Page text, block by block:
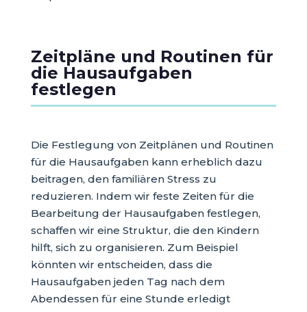
Zeitpläne und Routinen für
die Hausaufgaben
festlegen
Die Festlegung von Zeitplänen und Routinen
für die Hausaufgaben kann erheblich dazu
beitragen, den familiären Stress zu
reduzieren. Indem wir feste Zeiten für die
Bearbeitung der Hausaufgaben festlegen,
schaffen wir eine Struktur, die den Kindern
hilft, sich zu organisieren. Zum Beispiel
könnten wir entscheiden, dass die
Hausaufgaben jeden Tag nach dem
Abendessen für eine Stunde erledigt